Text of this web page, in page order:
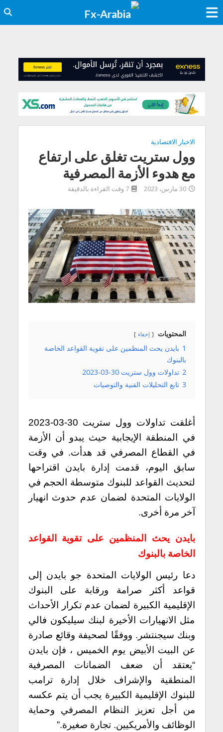
الاخبار الاقتصادية
وول ستريت تغلق على ارتفاع
مع هدوء الأزمة المصرفية
30 مارس، 2023 7 وقت القراءة بالدقيقة
المحتويات إخفاء
1 بايدن يحث المنظمين على تقوية القواعد الخاصة
بالبنوك
2 تداولات وول ستريت 30-03-2023
3 تابع التحليلات الفنية والتوصيات
أغلقت تداولات وول ستريت 30-03-2023
في المنطقة الإيجابية حيث يبدو أن الأزمة
في القطاع المصرفي قد هدأت. في وقت
سابق اليوم، قدمت إدارة بايدن اقتراحها
لتحديث القواعد للبنوك متوسطة الحجم في
الولايات المتحدة لضمان عدم حدوث انهيار
آخر مرة أخرى.
بايدن يحث المنظمين على تقوية القواعد
الخاصة بالبنوك
دعا رئيس الولايات المتحدة جو بايدن إلى
قواعد أكثر صرامة ورقابة على البنوك
الإقليمية الكبيرة لضمان عدم تكرار الأحداث
مثل الانهيارات الأخيرة لبنك سيليكون فالي
وبنك سيجنتشر. ووفقًا لصحيفة وقائع صادرة
عن البيت الأبيض يوم الخميس ، فإن بايدن
“يعتقد أن ضعف الضمانات المصرفية
المنطقية والإشراف خلال إدارة ترامب
للبنوك الإقليمية الكبيرة يجب أن يتم عكسه
من أجل تعزيز النظام المصرفي وحماية
الوظائف والأمريكيين. تجارة صغيرة.”